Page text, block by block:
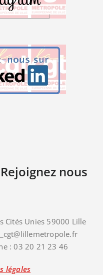
nous
Cités Unies 59000 Lille
: 03 20 21 23 46
légales